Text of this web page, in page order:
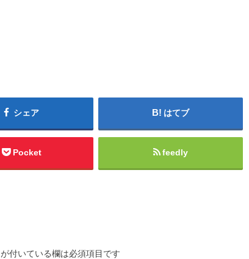
シェア はてブ
Pocket feedly
が付いている欄は必須項目です